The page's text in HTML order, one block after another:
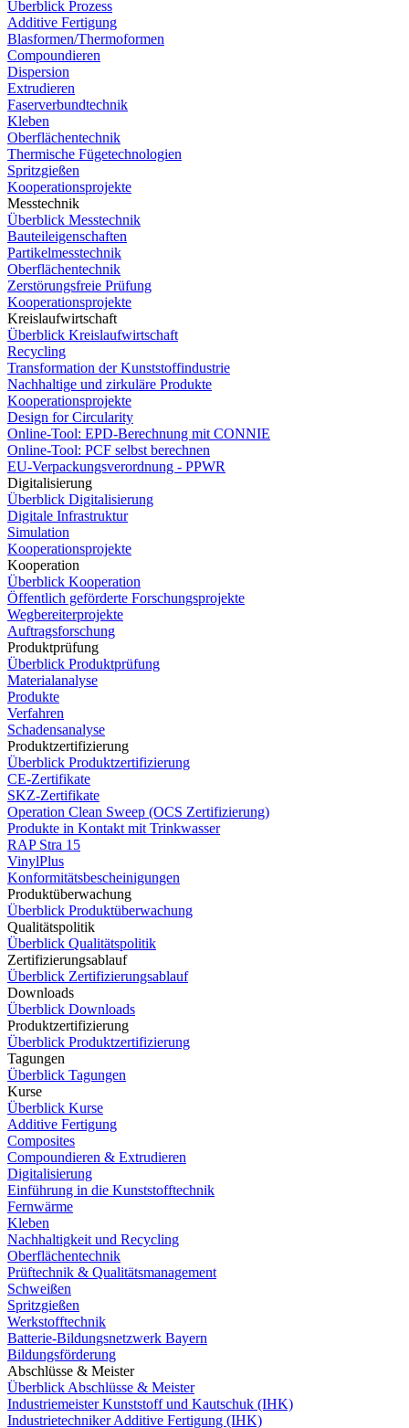
Überblick Prozess
Additive Fertigung
Blasformen/Thermoformen
Compoundieren
Dispersion
Extrudieren
Faserverbundtechnik
Kleben
Oberflächentechnik
Thermische Fügetechnologien
Spritzgießen
Kooperationsprojekte
Messtechnik
Überblick Messtechnik
Bauteileigenschaften
Partikelmesstechnik
Oberflächentechnik
Zerstörungsfreie Prüfung
Kooperationsprojekte
Kreislaufwirtschaft
Überblick Kreislaufwirtschaft
Recycling
Transformation der Kunststoffindustrie
Nachhaltige und zirkuläre Produkte
Kooperationsprojekte
Design for Circularity
Online-Tool: EPD-Berechnung mit CONNIE
Online-Tool: PCF selbst berechnen
EU-Verpackungsverordnung - PPWR
Digitalisierung
Überblick Digitalisierung
Digitale Infrastruktur
Simulation
Kooperationsprojekte
Kooperation
Überblick Kooperation
Öffentlich geförderte Forschungsprojekte
Wegbereiterprojekte
Auftragsforschung
Produktprüfung
Überblick Produktprüfung
Materialanalyse
Produkte
Verfahren
Schadensanalyse
Produktzertifizierung
Überblick Produktzertifizierung
CE-Zertifikate
SKZ-Zertifikate
Operation Clean Sweep (OCS Zertifizierung)
Produkte in Kontakt mit Trinkwasser
RAP Stra 15
VinylPlus
Konformitätsbescheinigungen
Produktüberwachung
Überblick Produktüberwachung
Qualitätspolitik
Überblick Qualitätspolitik
Zertifizierungsablauf
Überblick Zertifizierungsablauf
Downloads
Überblick Downloads
Produktzertifizierung
Überblick Produktzertifizierung
Tagungen
Überblick Tagungen
Kurse
Überblick Kurse
Additive Fertigung
Composites
Compoundieren & Extrudieren
Digitalisierung
Einführung in die Kunststofftechnik
Fernwärme
Kleben
Nachhaltigkeit und Recycling
Oberflächentechnik
Prüftechnik & Qualitätsmanagement
Schweißen
Spritzgießen
Werkstofftechnik
Batterie-Bildungsnetzwerk Bayern
Bildungsförderung
Abschlüsse & Meister
Überblick Abschlüsse & Meister
Industriemeister Kunststoff und Kautschuk (IHK)
Industrietechniker Additive Fertigung (IHK)